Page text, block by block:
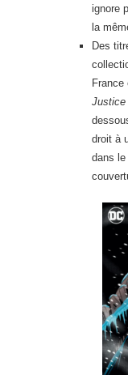
ignore
la
Des
Justice
droit à
dans le